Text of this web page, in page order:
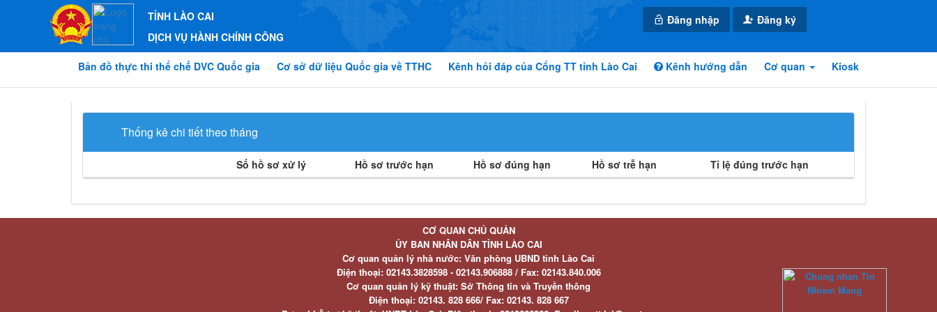
TỈNH LÀO CAI
DỊCH VỤ HÀNH CHÍNH CÔNG
Đăng nhập Đăng ký
Bản đồ thực thi thể chế DVC Quốc gia Cơ sở dữ liệu Quốc gia về TTHC Kênh hỏi đáp của Cổng TT tỉnh Lào Cai Kênh hướng dẫn Cơ quan Kiosk
Thống kê chi tiết theo tháng
Số hồ sơ xử lý Hồ sơ trước hạn Hồ sơ đúng hạn Hồ sơ trễ hạn Tỉ lệ đúng trước hạn
CƠ QUAN CHỦ QUẢN
ỦY BAN NHÂN DÂN TỈNH LÀO CAI
Cơ quan quản lý nhà nước: Văn phòng UBND tỉnh Lào Cai
Điện thoại:02143.3828598 - 02143.906888 / Fax:02143.840.006
Cơ quan quản lý kỹ thuật: Sở Thông tin và Truyền thông
Điện thoại:02143. 828 666/ Fax:02143. 828 667